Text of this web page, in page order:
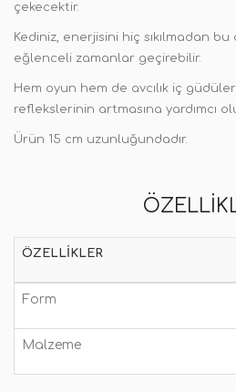
çekecektir.
Kediniz, enerjisini hiç sıkılmadan
eğlenceli zamanlar geçirebilir.
Hem oyun hem de avcılık iç
reflekslerinin artmasına yardımcı
Ürün 15 cm uzunluğundadır.
ÖZELLIKLER
Form
Malzeme